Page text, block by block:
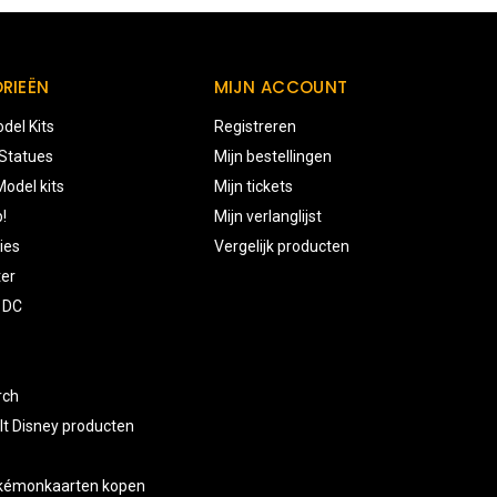
Kits
kits
Disney producten
kopen
MIJN ACCOUNT
Registreren
Mijn bestellingen
Mijn tickets
Mijn verlanglijst
Vergelijk producten